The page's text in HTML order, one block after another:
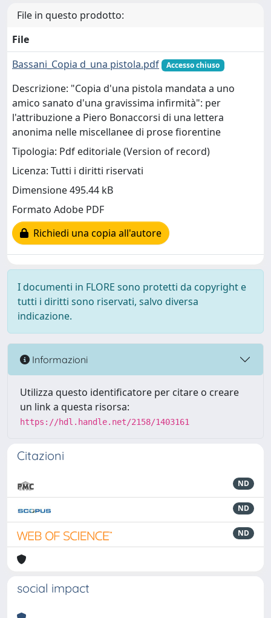
File in questo prodotto:
File
Bassani_Copia d_una pistola.pdf
Accesso chiuso
Descrizione: "Copia d'una pistola mandata a uno
amico sanato d'una gravissima infirmità": per
l'attribuzione a Piero Bonaccorsi di una lettera
anonima nelle miscellanee di prose fiorentine
Tipologia: Pdf editoriale (Version of record)
Licenza: Tutti i diritti riservati
Dimensione 495.44 kB
Formato Adobe PDF
Richiedi una copia all'autore
I documenti in FLORE sono protetti da copyright e
tutti i diritti sono riservati, salvo diversa
indicazione.
Informazioni
Utilizza questo identificatore per citare o creare
un link a questa risorsa:
https://hdl.handle.net/2158/1403161
Citazioni
ND
ND
ND
social impact